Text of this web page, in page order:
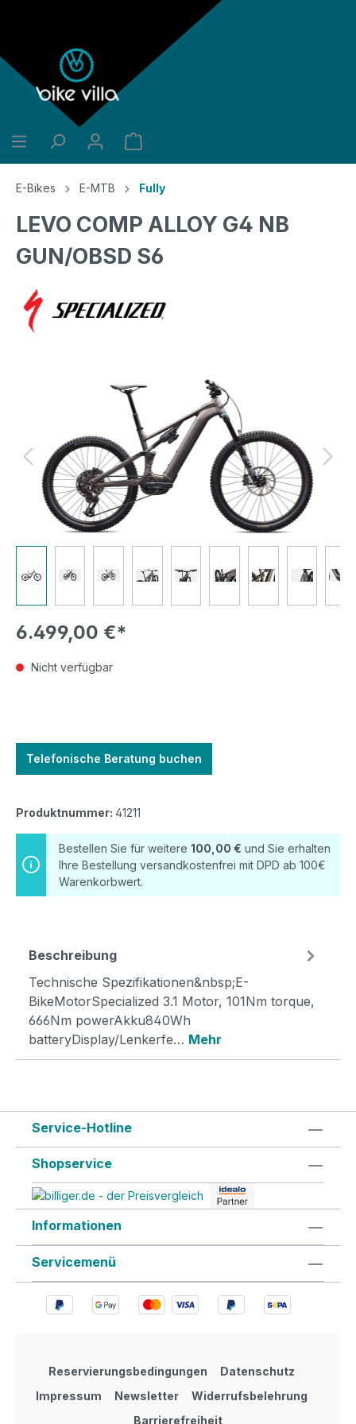
E-Bikes E-MTB Fully
LEVO COMP ALLOY G4 NB
GUN/OBSD S6
6.499,00 €*
Nicht verfügbar
Telefonische Beratung buchen
Produktnummer: 41211
Bestellen Sie für weitere 100,00 € und Sie erhalten
Ihre Bestellung versandkostenfrei mit DPD ab 100€
Warenkorbwert.
Beschreibung
Technische Spezifikationen&nbsp;E-
BikeMotorSpecialized 3.1 Motor, 101Nm torque,
666Nm powerAkku840Wh
batteryDisplay/Lenkerfe… Mehr
Service-Hotline
Shopservice
Informationen
Servicemenü
Reservierungsbedingungen
Datenschutz
Impressum
Newsletter
Widerrufsbelehrung
Barrierefreiheit